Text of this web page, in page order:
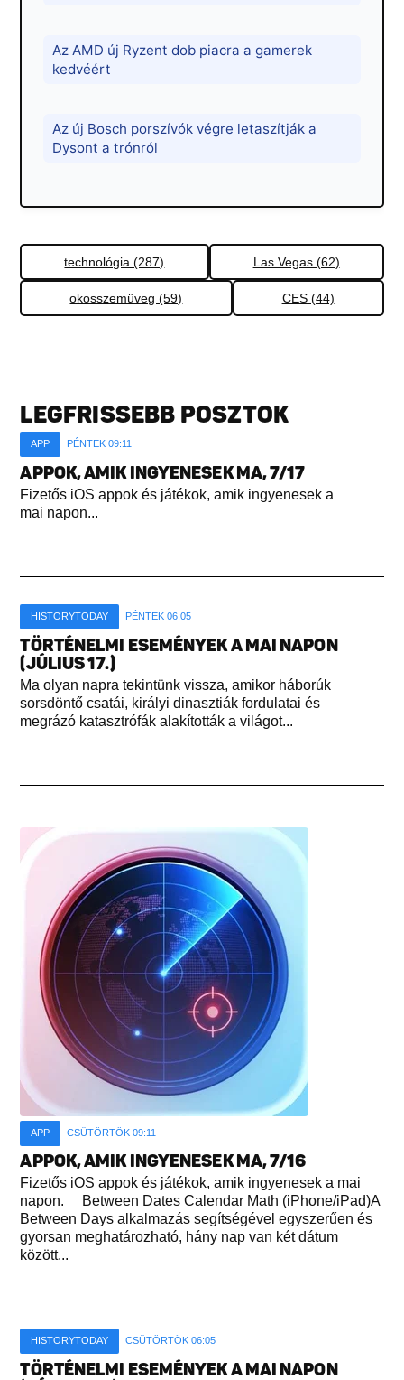
Az AMD új Ryzent dob piacra a gamerek
kedvéért
Az új Bosch porszívók végre letaszítják a
Dysont a trónról
technológia (287) Las Vegas (62)
okosszemüveg (59) CES (44)
LEGFRISSEBB POSZTOK
APP PÉNTEK 09:11
APPOK, AMIK INGYENESEK MA, 7/17
Fizetős iOS appok és játékok, amik ingyenesek a
mai napon...
HISTORYTODAY PÉNTEK 06:05
TÖRTÉNELMI ESEMÉNYEK A MAI NAPON
(JÚLIUS 17.)
Ma olyan napra tekintünk vissza, amikor háborúk
sorsdöntő csatái, királyi dinasztiák fordulatai és
megrázó katasztrófák alakították a világot...
APP CSÜTÖRTÖK 09:11
APPOK, AMIK INGYENESEK MA, 7/16
Fizetős iOS appok és játékok, amik ingyenesek a mai
napon. Between Dates Calendar Math (iPhone/iPad)A
Between Days alkalmazás segítségével egyszerűen és
gyorsan meghatározható, hány nap van két dátum
között...
HISTORYTODAY CSÜTÖRTÖK 06:05
TÖRTÉNELMI ESEMÉNYEK A MAI NAPON